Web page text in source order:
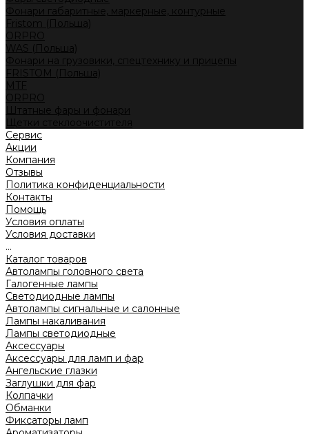
Фонари габаритные, маркерные, контурные
Fristom (Польша)
ORPRO
WAS (Польша)
Фонари на грузовики, спецтехнику и прицепы
FRISTOM (Польша)
MTF
ORPRO
Штатные фары и фонари
Щетки стеклоочистителя
Сервис
Акции
Компания
Отзывы
Политика конфиденциальности
Контакты
Помощь
Условия оплаты
Условия доставки
...
Каталог товаров
Автолампы головного света
Галогенные лампы
Светодиодные лампы
Автолампы сигнальные и салонные
Лампы накаливания
Лампы светодиодные
Аксессуары
Аксессуары для ламп и фар
Ангельские глазки
Заглушки для фар
Колпачки
Обманки
Фиксаторы ламп